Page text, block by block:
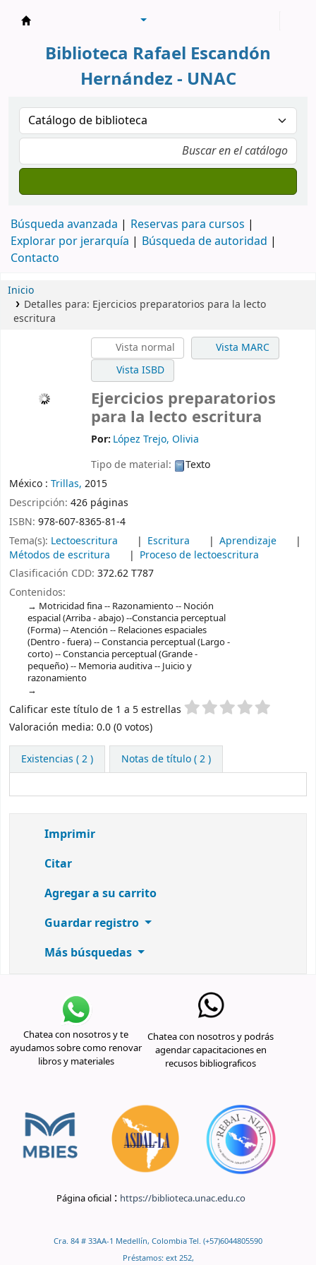
Biblioteca Rafael Escandón
Hernández - UNAC
Búsqueda avanzada
Reservas para cursos
Explorar por jerarquía
Búsqueda de autoridad
Contacto
Inicio
Detalles para: Ejercicios preparatorios para la lecto
escritura
Vista normal
Vista MARC
Vista ISBD
Ejercicios preparatorios
para la lecto escritura
Por: López Trejo, Olivia
Tipo de material:
Texto
México : Trillas, 2015
Descripción: 426 páginas
ISBN: 978-607-8365-81-4
Tema(s): Lectoescritura Escritura
Aprendizaje
Métodos de escritura
Proceso de lectoescritura
Clasificación CDD: 372.62 T787
Contenidos:
Motricidad fina -- Razonamiento -- Noción
espacial (Arriba - abajo) --Constancia perceptual
(Forma) -- Atención -- Relaciones espaciales
(Dentro - fuera) -- Constancia perceptual (Largo -
corto) -- Constancia perceptual (Grande -
pequeño) -- Memoria auditiva -- Juicio y
razonamiento
Valoración
Calificar este título de 1 a 5 estrellas
Valoración media: 0.0 (0 votos)
Existencias ( 2 ) Notas de título ( 2 )
Imprimir
Citar
Agregar a su carrito
Guardar registro
Más búsquedas
Chatea con nosotros y te
ayudamos sobre como renovar
libros y materiales
Chatea con nosotros y podrás
agendar capacitaciones en
recusos bibliograficos
Página oficial : https://biblioteca.unac.edu.co
Cra. 84 # 33AA-1 Medellín, Colombia Tel. (+57)6044805590
Préstamos: ext 252,